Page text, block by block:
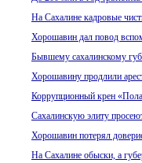
На Сахалине кадровые
Хорошавин дал повод
Бывшему сахалинскому
Хорошавину продлили
Коррупционный крен
Сахалинскую элиту
Хорошавин потерял
На Сахалине обыски, а